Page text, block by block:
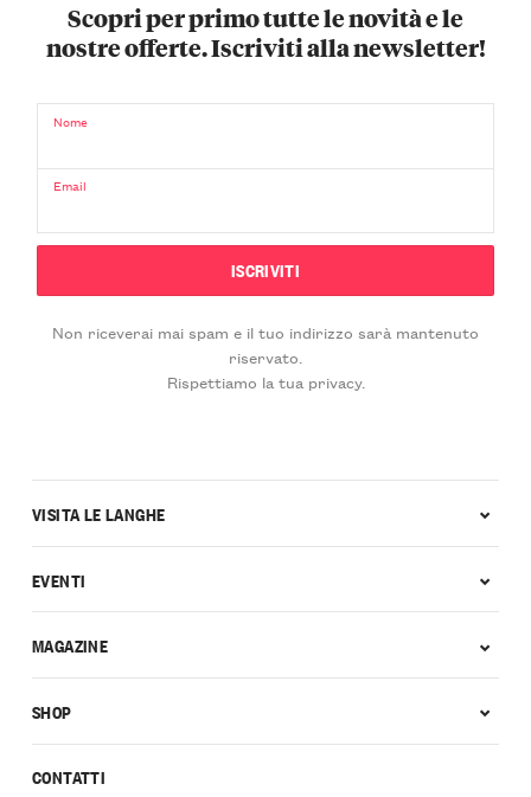
Scopri per primo tutte le novità e le
nostre offerte. Iscriviti alla newsletter!
Nome
Email
Non riceverai mai spam e il tuo indirizzo sarà mantenuto
riservato.
Rispettiamo la tua privacy.
CONTATTI
VISITA LE LANGHE
EVENTI
MAGAZINE
SHOP